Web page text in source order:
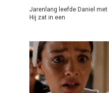
Jarenlang leefde Daniel
Hij zat in een